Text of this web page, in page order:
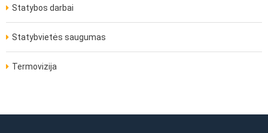
Statybos darbai
Statybvietės saugumas
Termovizija